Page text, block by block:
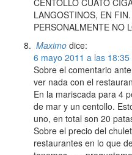
CENTOLLO CUATO
LANGOSTINOS, EN FIN.
PERSONALMENTE NO
Maximo dice:
6 mayo 2011 a las 18:35
Sobre el comentario
ver nada con el
En la mariscada para 4
de mar y un centollo.
uno, en total son 20
Sobre el precio del
restaurantes en lo que